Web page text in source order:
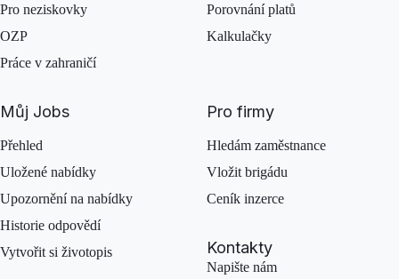
Pro neziskovky
OZP
Práce v zahraničí
Porovnání platů
Kalkulačky
Můj Jobs
Přehled
Uložené nabídky
Upozornění na nabídky
Historie odpovědí
Vytvořit si životopis
Pro firmy
Hledám zaměstnance
Vložit brigádu
Ceník inzerce
Kontakty
Napište nám